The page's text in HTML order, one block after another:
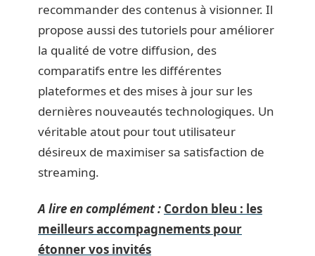
recommander des contenus à visionner. Il
propose aussi des tutoriels pour améliorer
la qualité de votre diffusion, des
comparatifs entre les différentes
plateformes et des mises à jour sur les
dernières nouveautés technologiques. Un
véritable atout pour tout utilisateur
désireux de maximiser sa satisfaction de
streaming.
A lire en complément : Cordon bleu : les
meilleurs accompagnements pour
étonner vos invités